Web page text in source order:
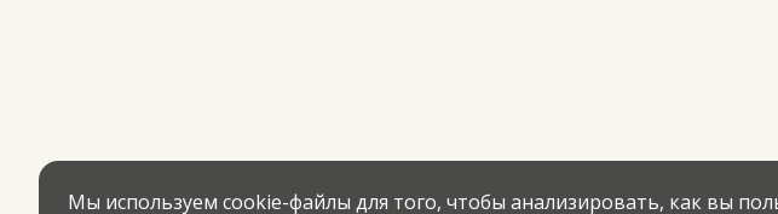
Мы используем cookie-файлы для того, чтобы анализировать, как вы